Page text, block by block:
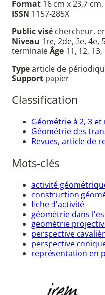
Format 16 cm x 23,7
ISSN 1157-285X
Public visé chercheur,
Niveau 1re, 2de, 3e, 4e,
terminaleÂge 11, 12, 13,
Typearticle de
Support papier
Classification
Géométrie à 2, 3
Géométrie des
Revues, article de
Mots-clés
activité
construction
fiche d'activité
géométrie dans
géométrie
perspective
perspective
représentation en